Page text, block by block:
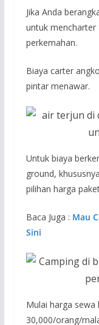
Jika Anda
untuk mencharter
perkemahan.
Biaya carter
pintar menawar.
Untuk biaya
ground,
pilihan harga
Baca Juga : Mau
Sini
Mulai harga sewa
30,000/orang/